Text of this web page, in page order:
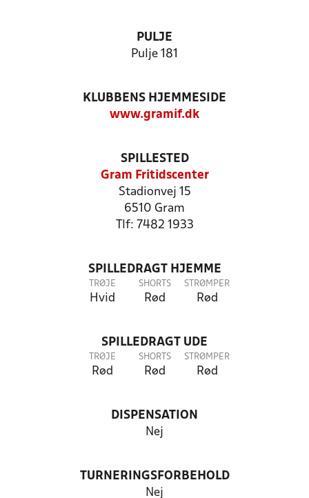
PULJE
Pulje 181
KLUBBENS HJEMMESIDE
www.gramif.dk
SPILLESTED
Gram Fritidscenter
Stadionvej 15
6510 Gram
Tlf: 7482 1933
SPILLEDRAGT HJEMME
TRØJE
Hvid
SHORTS
Rød
STRØMPER
Rød
SPILLEDRAGT UDE
TRØJE
Rød
SHORTS
Rød
STRØMPER
Rød
DISPENSATION
Nej
TURNERINGSFORBEHOLD
Nej